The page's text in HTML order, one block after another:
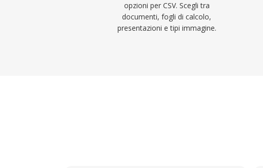
opzioni per CSV. Scegli tra
documenti, fogli di calcolo,
presentazioni e tipi immagine.